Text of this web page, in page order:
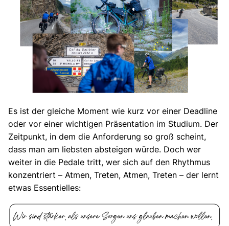
Es ist der gleiche Moment wie kurz vor einer Deadline
oder vor einer wichtigen Präsentation im Studium. Der
Zeitpunkt, in dem die Anforderung so groß scheint,
dass man am liebsten absteigen würde. Doch wer
weiter in die Pedale tritt, wer sich auf den Rhythmus
konzentriert – Atmen, Treten, Atmen, Treten – der lernt
etwas Essentielles: